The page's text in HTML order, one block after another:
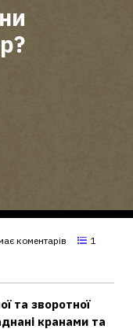
коментарів
1
та зворотної
кранами та